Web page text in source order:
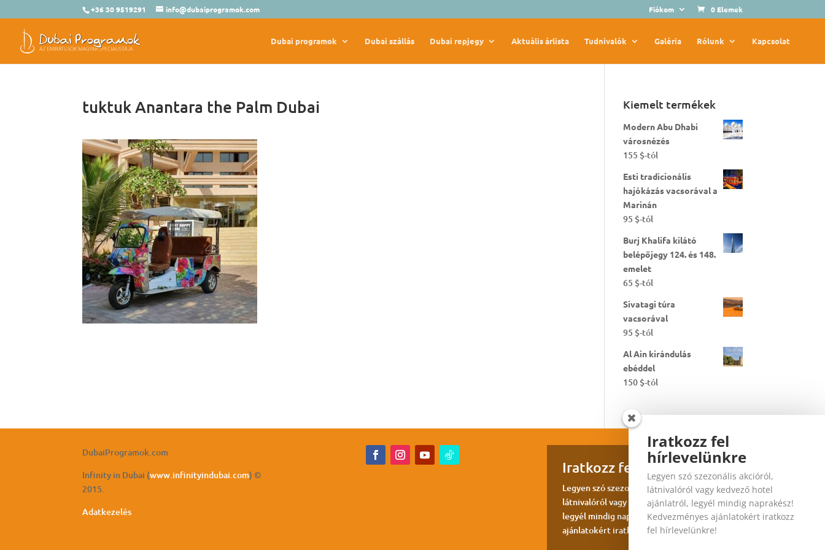
+36 30 9519291 info@dubaiprogramok.com Fiókom 0 Elemek
Dubai programok Dubai szállás Dubai repjegy Aktuális árlista Tudnivalók Galéria Rólunk Kapcsolat
tuktuk Anantara the Palm Dubai Kiemelt termékek
Modern Abu Dhabi
városnézés
155 $-tól
Esti tradicionális
hajókázás vacsorával a
Marinán
95 $-tól
Burj Khalifa kilátó
belépőjegy 124. és 148.
emelet
65 $-tól
Sivatagi túra
vacsorával
95 $-tól
Al Ain kirándulás
ebéddel
150 $-tól
DubaiProgramok.com
Infinity in Dubai (www.infinityindubai.com) ©
2015.
Adatkezelés
Iratkozz fel hírlevelünkre
Legyen szó szezonális akcióról,
látnivalóról vagy kedvező hotel ajánlatról,
legyél mindig naprakész! Kedvezményes
ajánlatokért iratkozz fel hírlevelünkre!
Iratkozz fel
hírlevelünkre
Legyen szó szezonális akcióról,
látnivalóról vagy kedvező hotel
ajánlatról, legyél mindig naprakész!
Kedvezményes ajánlatokért iratkozz
fel hírlevelünkre!